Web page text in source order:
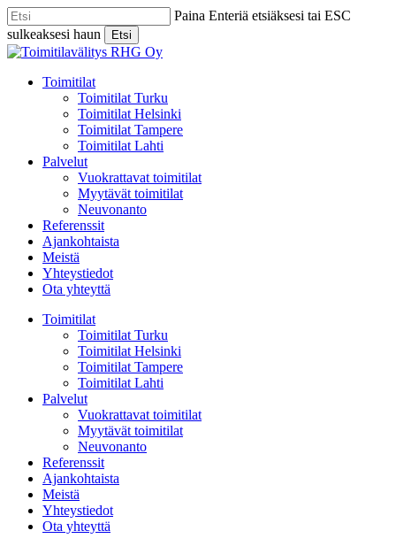
Skip
to
main
content
Paina Enteriä etsiäksesi tai ESC
sulkeaksesi haun
Etsi
Close
Menu
Toimitilat
Toimitilat Turku
Toimitilat Helsinki
Toimitilat Tampere
Toimitilat Lahti
Palvelut
Vuokrattavat toimitilat
Myytävät toimitilat
Neuvonanto
Referenssit
Ajankohtaista
Meistä
Yhteystiedot
Ota yhteyttä
Toimitilat
Toimitilat Turku
Toimitilat Helsinki
Toimitilat Tampere
Toimitilat Lahti
Palvelut
Vuokrattavat toimitilat
Myytävät toimitilat
Neuvonanto
Referenssit
Ajankohtaista
Meistä
Yhteystiedot
Ota yhteyttä